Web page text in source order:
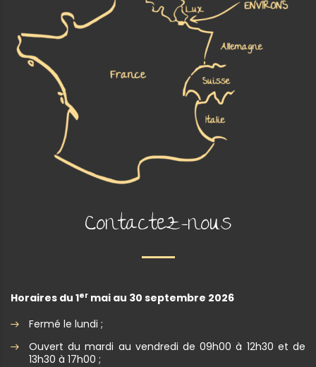
Contactez-nous
Horaires du 1er mai au 30 septembre 2026
Fermé le lundi ;
Ouvert du mardi au vendredi de 09h00 à 12h30 et de
13h30 à 17h00 ;